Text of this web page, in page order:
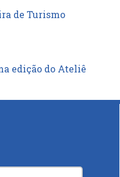
de Turismo
edição do Ateliê